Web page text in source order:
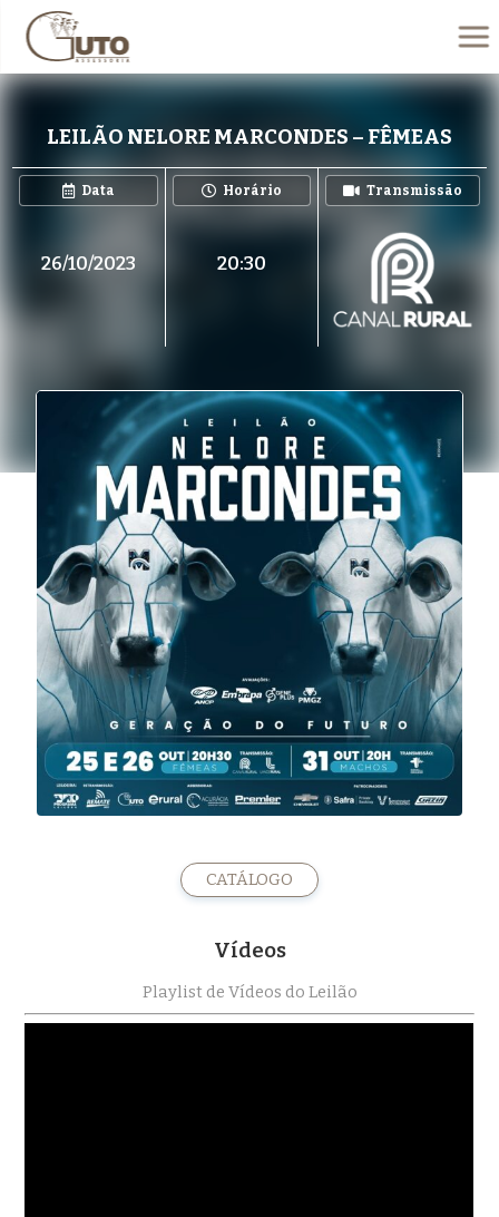
LEILÃO NELORE MARCONDES – FÊMEAS
Data
26/10/2023
Horário
20:30
Transmissão
CATÁLOGO
Vídeos
Playlist de Vídeos do Leilão